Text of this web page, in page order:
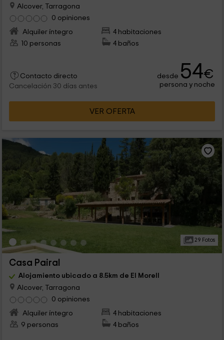
Alcover, Tarragona
0 opiniones
Alquiler íntegro
4 habitaciones
10 personas
4 baños
Contacto directo
Cancelación 30 días antes
desde 54€
persona y noche
VER OFERTA
29 Fotos
Casa Pairal
Alojamiento ubicado a 8.5km de El Morell
Alcover, Tarragona
0 opiniones
Alquiler íntegro
4 habitaciones
9 personas
4 baños